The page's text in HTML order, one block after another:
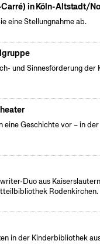
in Köln-Altstadt/
eine Stellungnahme ab.
und Sinnesförderung der
eine Geschichte vor – in der
Duo aus
Rodenkirchen.
in der Kinderbibliothek